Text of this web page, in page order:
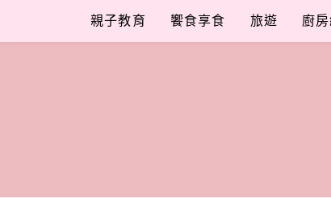
content
親子教育 饗食享食 旅遊 廚